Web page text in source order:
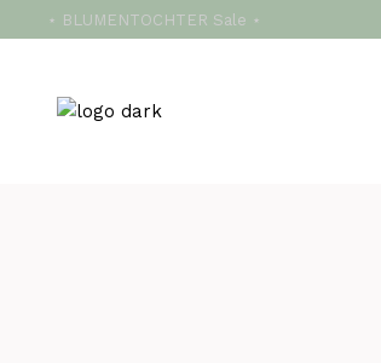
⋆ BLUMENTOCHTER Sale ⋆